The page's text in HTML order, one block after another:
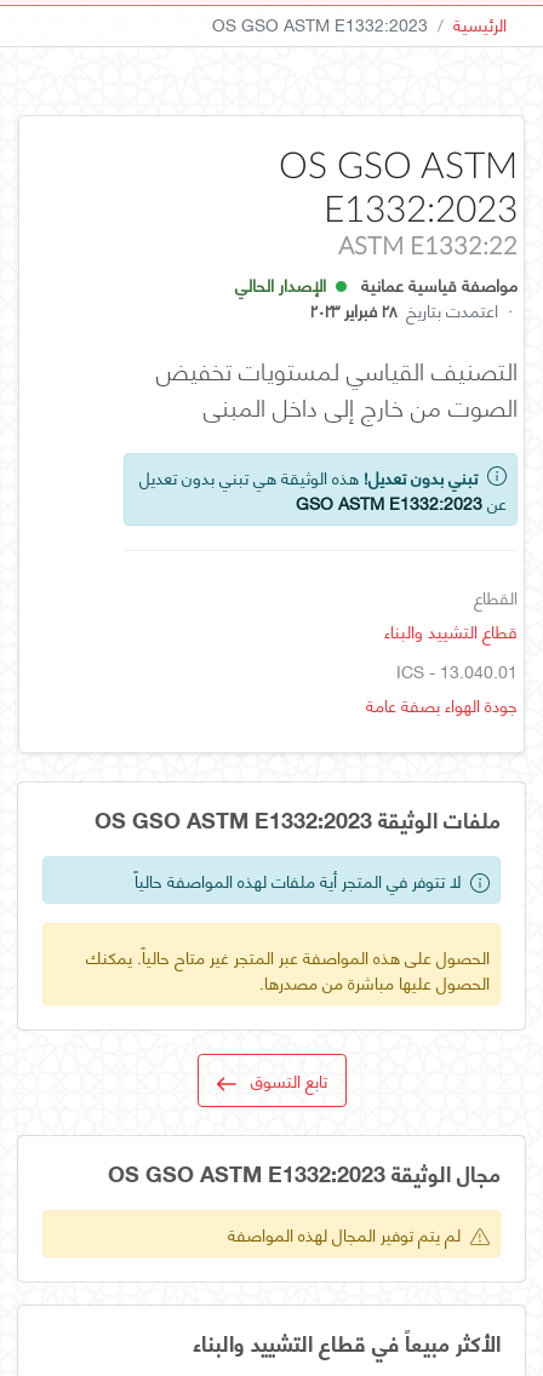
الرئيسية OS GSO ASTM E1332:2023
OS GSO ASTM
E1332:2023
ASTM E1332:22
مواصفة قياسية عمانية
الإصدار الحالي
· اعتمدت بتاريخ ٢٨ فبراير ٢٠٢٣
التصنيف القياسي لمستويات تخفيض
الصوت من خارج إلى داخل المبنى
تبني بدون تعديل! هذه الوثيقة هي تبني بدون تعديل
عنGSO ASTM E1332:2023
القطاع
قطاع التشييد والبناء
ICS - 13.040.01
جودة الهواء بصفة عامة
ملفات الوثيقة OS GSO ASTM E1332:2023
لا تتوفر في المتجر أية ملفات لهذه المواصفة حالياً
الحصول على هذه المواصفة عبر المتجر غير متاح حالياً. يمكنك
الحصول عليها مباشرة من مصدرها.
تابع التسوق
مجال الوثيقة OS GSO ASTM E1332:2023
لم يتم توفير المجال لهذه المواصفة
الأكثر مبيعاً في قطاع التشييد والبناء